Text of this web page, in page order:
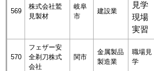
569
株式会社鷲
見製材
岐阜
市
建設業
見学
現場
実習
570
フェザー安
全剃刀株式
会社
関市
金属製品
製造業
職場見
学